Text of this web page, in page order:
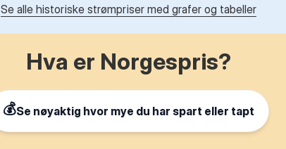
Se alle historiske strømpriser med grafer og tabeller
Hva er Norgespris?
💰Se nøyaktig hvor mye du har spart eller tapt